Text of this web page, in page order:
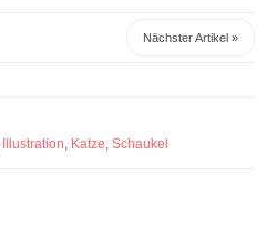
Nächster Artikel »
Illustration, Katze, Schaukel